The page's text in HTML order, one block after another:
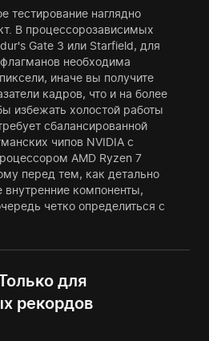
тестирование наглядно
В процессорозависимых
Gate 3 или Starfield, для
необходима
иначе вы получите
кадров, что и на более
избежать холостой работы
сбалансированной
чипов NVIDIA с
AMD Ryzen 7
перед тем, как детально
внутренние компоненты,
четко определиться с
для
рекордов